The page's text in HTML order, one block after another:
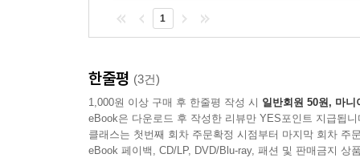
1
한줄평 (3건)
1,000원 이상 구매 후 한줄평 작성 시 일반회원 50원, 마니
eBook은 다운로드 후 작성한 리뷰만 YES포인트 지급됩니
클래스는 첫번째 회차 주문확정 시점부터 마지막 회차 주
eBook 페이백, CD/LP, DVD/Blu-ray, 패션 및 판매금지 상